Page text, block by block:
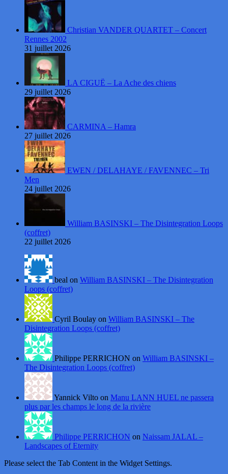
Christian VANDER QUARTET – Concert
Rennes 2002
31 juillet 2026
LA CIGUË – La Ache des chiens
29 juillet 2026
CARMINA – Hamra
27 juillet 2026
EWEN / DELAHAYE / FAVENNEC – Tri
Men
24 juillet 2026
William BASINSKI – The Disintegration Loops
(coffret)
22 juillet 2026
beal on William BASINSKI – The Disintegration
Loops (coffret)
Cyril Boulay on William BASINSKI – The
Disintegration Loops (coffret)
Philippe PERRICHON on William BASINSKI –
The Disintegration Loops (coffret)
Yannick Vilto on Manu LANN HUEL ne passera
plus par les champs le long de la rivière
Philippe PERRICHON on Naissam JALAL –
Landscapes of Eternity
Please select the Tab Content in the Widget Settings.